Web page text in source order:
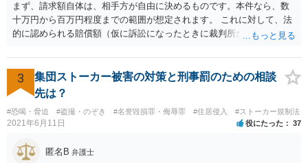
まず、請求額自体は、相手方が自由に決めるものです。本件なら、数
十万円から百万円程度までの範囲が想定されます。 これに対して、法
的に認められる賠償額（仮に訴訟になったときに裁判所が認める金
は、ご相談者様が、そのなりすましアカウントを使い、Ｔｉｎｄｅｒ
上で具体的にどのような内容・程度のやり取りをしたのかといった個
別的な事情に左右されます。 また、その他のお尋ねの点ですが、 ・将
来返還義務のある奨学金であっても、いったんご相談者様の口座に入
ったお金はご相談者様の財産としてカウントされます。 ・ご両親の財
産はご相談者様の財産とは扱われません。もっとも、相手方がご相談
者様に対し、賠償金の用意のためご両親に協力を依頼するよう求めて
くることはあり得ます。 ・弁護士から連絡がある場合、通常は、連絡
3
集団ストーカー被害の対策と刑事罰のための相談
先は？
#恐喝・脅迫 #盗撮・のぞき #名誉毀損罪・侮辱罪 #住居侵入 #ストーカー規制法
2021年6月11日 役にたった 37
匿名B 弁護士